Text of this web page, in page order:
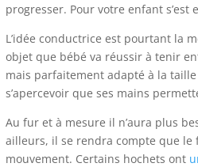
progresser. Pour votre enfant
L’idée conductrice est pourtant la
objet que bébé va réussir à tenir
mais parfaitement adapté à la
s’apercevoir que ses mains
Au fur et à mesure il n’aura plus
ailleurs, il se rendra compte que
mouvement. Certains hochets ont